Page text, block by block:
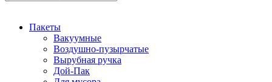
Пакеты
Вакуумные
Воздушно-пузырчатые
Вырубная ручка
Дой-Пак